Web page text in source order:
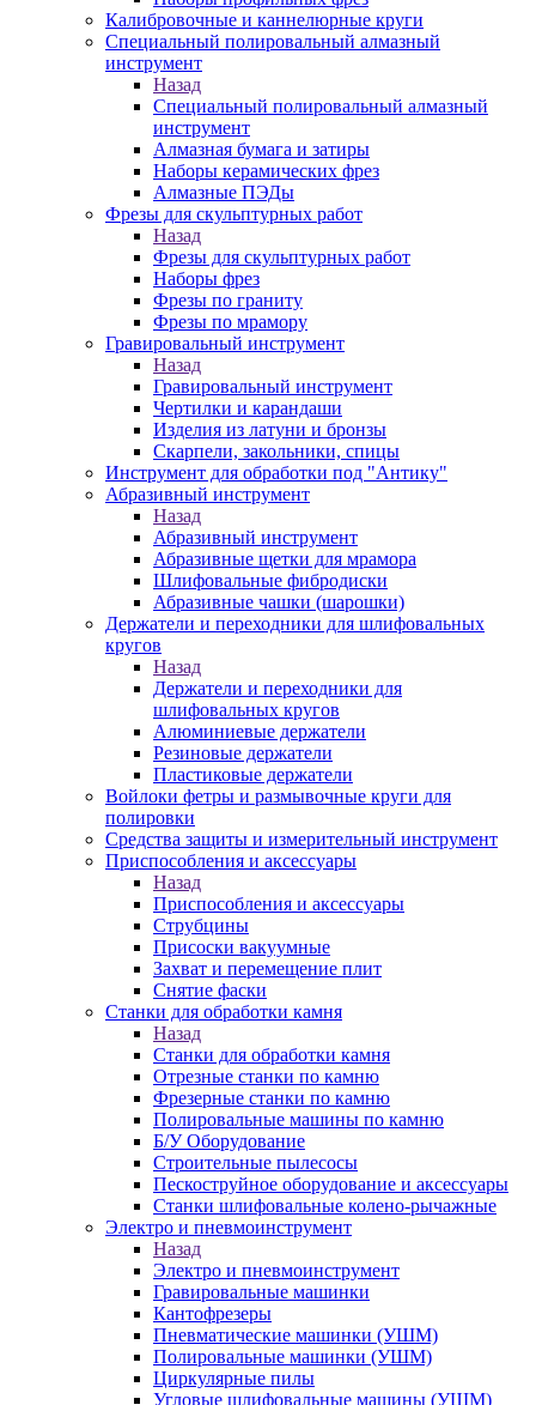
Калибровочные и каннелюрные круги
Специальный полировальный алмазный
инструмент
Назад
Специальный полировальный алмазный
инструмент
Алмазная бумага и затиры
Наборы керамических фрез
Алмазные ПЭДы
Фрезы для скульптурных работ
Назад
Фрезы для скульптурных работ
Наборы фрез
Фрезы по граниту
Фрезы по мрамору
Гравировальный инструмент
Назад
Гравировальный инструмент
Чертилки и карандаши
Изделия из латуни и бронзы
Скарпели, закольники, спицы
Инструмент для обработки под "Антику"
Абразивный инструмент
Назад
Абразивный инструмент
Абразивные щетки для мрамора
Шлифовальные фибродиски
Абразивные чашки (шарошки)
Держатели и переходники для шлифовальных
кругов
Назад
Держатели и переходники для
шлифовальных кругов
Алюминиевые держатели
Резиновые держатели
Пластиковые держатели
Войлоки фетры и размывочные круги для
полировки
Средства защиты и измерительный инструмент
Приспособления и аксессуары
Назад
Приспособления и аксессуары
Струбцины
Присоски вакуумные
Захват и перемещение плит
Снятие фаски
Станки для обработки камня
Назад
Станки для обработки камня
Отрезные станки по камню
Фрезерные станки по камню
Полировальные машины по камню
Б/У Оборудование
Строительные пылесосы
Пескоструйное оборудование и аксессуары
Станки шлифовальные колено-рычажные
Электро и пневмоинструмент
Назад
Электро и пневмоинструмент
Гравировальные машинки
Кантофрезеры
Пневматические машинки (УШМ)
Полировальные машинки (УШМ)
Циркулярные пилы
Угловые шлифовальные машины (УШМ)